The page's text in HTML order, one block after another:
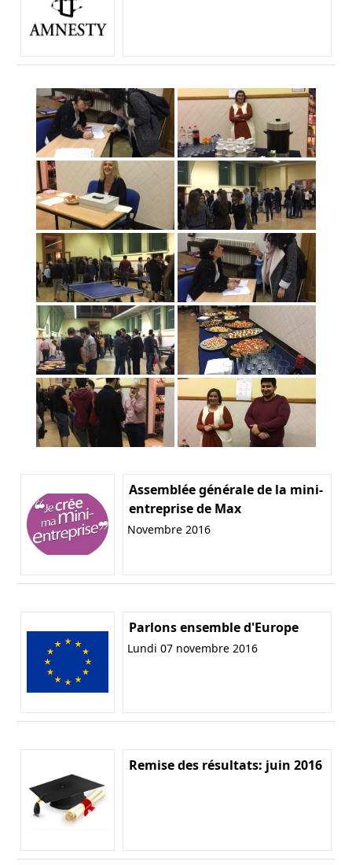
Assemblée générale de la mini-
entreprise de Max
Novembre 2016
Parlons ensemble d'Europe
Lundi 07 novembre 2016
Remise des résultats: juin 2016